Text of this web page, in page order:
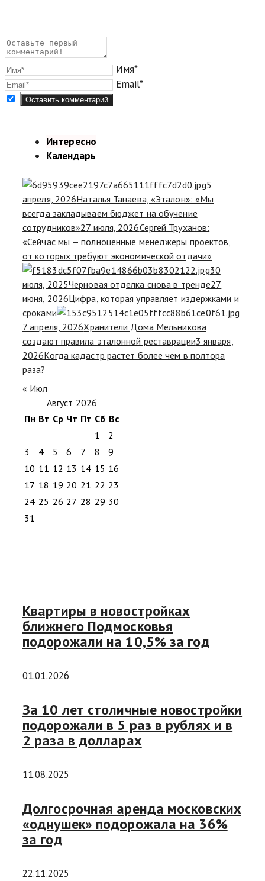
Имя*
Email*
Интересно
Календарь
5
апреля, 2026Наталья Танаева, «Эталон»: «Мы
всегда закладываем бюджет на обучение
сотрудников»27 июля, 2026Сергей Труханов:
«Сейчас мы — полноценные менеджеры проектов,
от которых требуют экономической отдачи»
30
июля, 2025Черновая отделка снова в тренде27
июня, 2026Цифра, которая управляет издержками и
сроками
7 апреля, 2026Хранители Дома Мельникова
создают правила эталонной реставрации3 января,
2026Когда кадастр растет более чем в полтора
раза?
« Июл
Август 2026
Пн Вт Ср Чт Пт Сб Вс
1
2
3
4 5 6 7 8
9
10 11 12 13 14 15 16
17 18 19 20 21 22 23
24 25 26 27 28 29 30
31
Квартиры в новостройках
ближнего Подмосковья
подорожали на 10,5% за год
01.01.2026
За 10 лет столичные новостройки
подорожали в 5 раз в рублях и в
2 раза в долларах
11.08.2025
Долгосрочная аренда московских
«однушек» подорожала на 36%
за год
22.11.2025